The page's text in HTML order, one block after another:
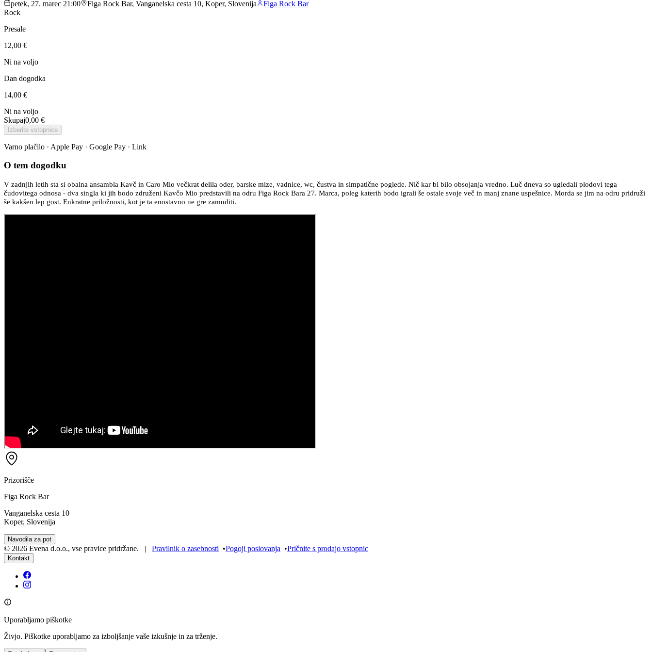
petek, 27. marec 21:00 Figa Rock Bar, Vanganelska cesta 10, Koper, Slovenija
Figa Rock Bar
Rock
Presale
12,00 €
Ni na voljo
Dan dogodka
14,00 €
Ni na voljo
Skupaj0,00 €
Izberite vstopnice
Varno plačilo · Apple Pay · Google Pay · Link
O tem dogodku
V zadnjih letih sta si obalna ansambla Kavč in Caro Mio večkrat delila oder, barske mize, vadnice, wc, čustva in simpatične poglede. Nič kar bi bilo obsojanja vredno. Luč dneva so ugledali plodovi tega
čudovitega odnosa - dva singla ki jih bodo združeni Kavčo Mio predstavili na odru Figa Rock Bara 27. Marca, poleg katerih bodo igrali še ostale svoje več in manj znane uspešnice. Morda se jim na odru pridruži
še kakšen lep gost. Enkratne priložnosti, kot je ta enostavno ne gre zamuditi.
Prizorišče
Figa Rock Bar
Vanganelska cesta 10
Koper, Slovenija
Navodila za pot
© 2026 Evena d.o.o., vse pravice pridržane. | Pravilnik o zasebnosti •Pogoji poslovanja •Pričnite s prodajo vstopnic
Kontakt
Uporabljamo piškotke
Živjo. Piškotke uporabljamo za izboljšanje vaše izkušnje in za trženje.